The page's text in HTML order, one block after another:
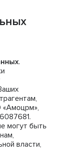
.
«Амоцрм»,
могут быть
власти,